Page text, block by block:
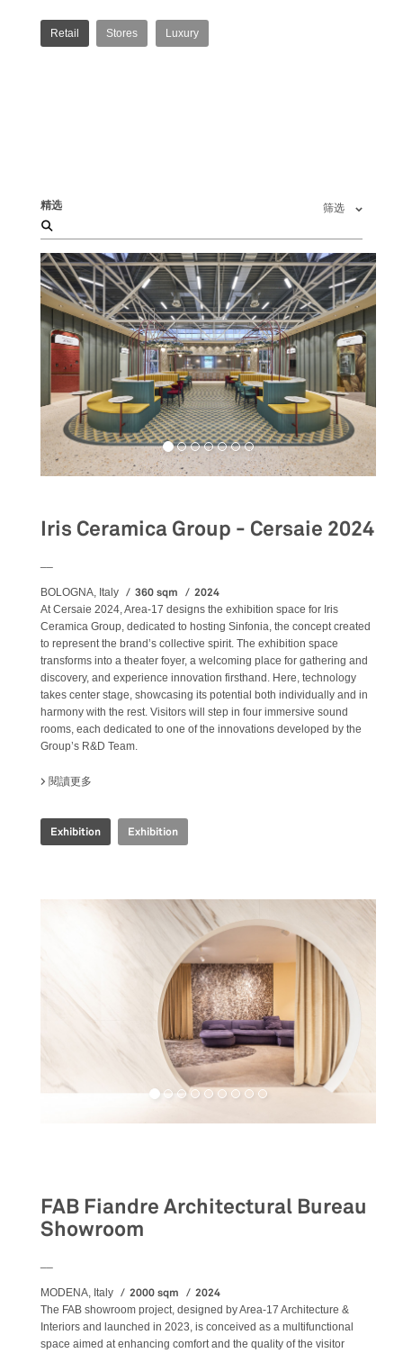
Retail Stores Luxury
精选 筛选
Iris Ceramica Group - Cersaie 2024
BOLOGNA, Italy 360 sqm 2024
At Cersaie 2024, Area-17 designs the exhibition space for Iris
Ceramica Group, dedicated to hosting Sinfonia, the concept created
to represent the brand’s collective spirit. The exhibition space
transforms into a theater foyer, a welcoming place for gathering and
discovery, and experience innovation firsthand. Here, technology
takes center stage, showcasing its potential both individually and in
harmony with the rest. Visitors will step in four immersive sound
rooms, each dedicated to one of the innovations developed by the
Group’s R&D Team.
閱讀更多
Exhibition Exhibition
FAB Fiandre Architectural Bureau
Showroom
MODENA, Italy 2000 sqm 2024
The FAB showroom project, designed by Area-17 Architecture &
Interiors and launched in 2023, is conceived as a multifunctional
space aimed at enhancing comfort and the quality of the visitor